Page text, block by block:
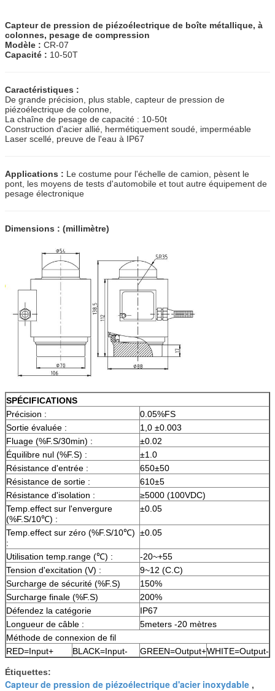
Capteur de pression de piézoélectrique de boîte métallique, à
colonnes, pesage de compression
Modèle : CR-07
Capacité : 10-50T
Caractéristiques :
De grande précision, plus stable, capteur de pression de
piézoélectrique de colonne,
La chaîne de pesage de capacité : 10-50t
Construction d'acier allié, hermétiquement soudé, imperméable
Laser scellé, preuve de l'eau à IP67
Applications : Le costume pour l'échelle de camion, pèsent le
pont, les moyens de tests d'automobile et tout autre équipement de
pesage électronique
Dimensions : (millimètre)
SPÉCIFICATIONS
Précision :
0.05%FS
Sortie évaluée :
1,0 ±0.003
Fluage (%F.S/30min) :
±0.02
Équilibre nul (%F.S) :
±1.0
Résistance d'entrée :
650±50
Résistance de sortie :
610±5
Résistance d'isolation :
≥5000 (100VDC)
Temp.effect sur l'envergure
(%F.S/10℃) :
±0.05
Temp.effect sur zéro (%F.S/10℃)
:
±0.05
Utilisation temp.range (℃) :
-20~+55
Tension d'excitation (V) :
9~12 (C.C)
Surcharge de sécurité (%F.S)
150%
Surcharge finale (%F.S)
200%
Défendez la catégorie
IP67
Longueur de câble :
5meters -20 mètres
Méthode de connexion de fil
RED=Input+
BLACK=Input- GREEN=Output+WHITE=Output-
Étiquettes:
Capteur de pression de piézoélectrique d'acier inoxydable ,